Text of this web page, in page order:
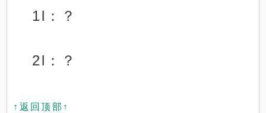
1l：？
2l：？
↑返回顶部↑